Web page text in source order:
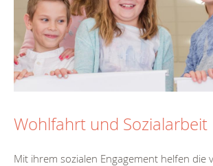
Wohlfahrt und Sozialarbeit
Mit ihrem sozialen Engagement helfen die